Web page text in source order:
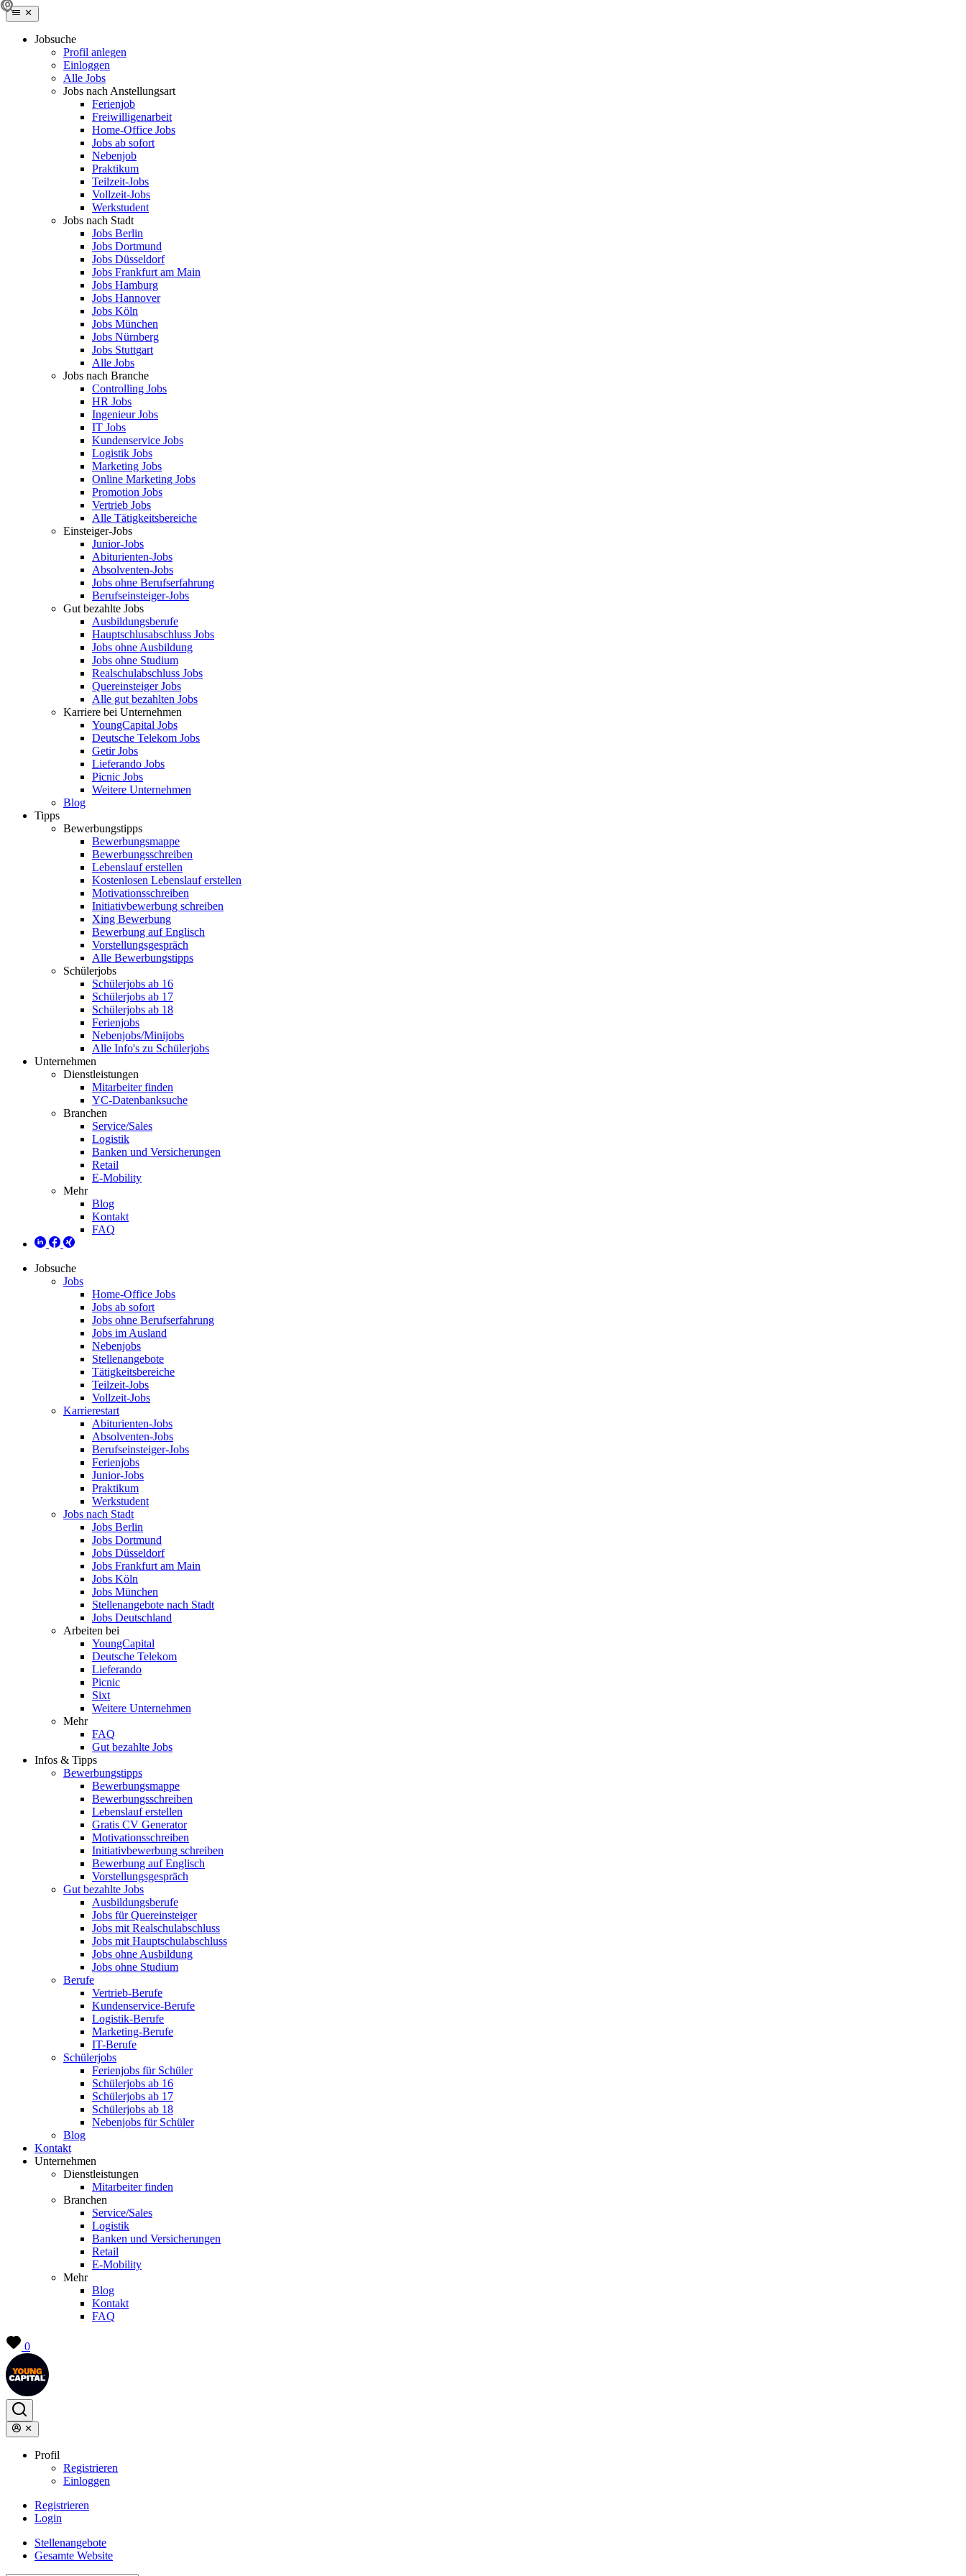
Jobsuche
Profil anlegen
Einloggen
Alle Jobs
Jobs nach Anstellungsart
Ferienjob
Freiwilligenarbeit
Home-Office Jobs
Jobs ab sofort
Nebenjob
Praktikum
Teilzeit-Jobs
Vollzeit-Jobs
Werkstudent
Jobs nach Stadt
Jobs Berlin
Jobs Dortmund
Jobs Düsseldorf
Jobs Frankfurt am Main
Jobs Hamburg
Jobs Hannover
Jobs Köln
Jobs München
Jobs Nürnberg
Jobs Stuttgart
Alle Jobs
Jobs nach Branche
Controlling Jobs
HR Jobs
Ingenieur Jobs
IT Jobs
Kundenservice Jobs
Logistik Jobs
Marketing Jobs
Online Marketing Jobs
Promotion Jobs
Vertrieb Jobs
Alle Tätigkeitsbereiche
Einsteiger-Jobs
Junior-Jobs
Abiturienten-Jobs
Absolventen-Jobs
Jobs ohne Berufserfahrung
Berufseinsteiger-Jobs
Gut bezahlte Jobs
Ausbildungsberufe
Hauptschlusabschluss Jobs
Jobs ohne Ausbildung
Jobs ohne Studium
Realschulabschluss Jobs
Quereinsteiger Jobs
Alle gut bezahlten Jobs
Karriere bei Unternehmen
YoungCapital Jobs
Deutsche Telekom Jobs
Getir Jobs
Lieferando Jobs
Picnic Jobs
Weitere Unternehmen
Blog
Tipps
Bewerbungstipps
Bewerbungsmappe
Bewerbungsschreiben
Lebenslauf erstellen
Kostenlosen Lebenslauf erstellen
Motivationsschreiben
Initiativbewerbung schreiben
Xing Bewerbung
Bewerbung auf Englisch
Vorstellungsgespräch
Alle Bewerbungstipps
Schülerjobs
Schülerjobs ab 16
Schülerjobs ab 17
Schülerjobs ab 18
Ferienjobs
Nebenjobs/Minijobs
Alle Info's zu Schülerjobs
Unternehmen
Dienstleistungen
Mitarbeiter finden
YC-Datenbanksuche
Branchen
Service/Sales
Logistik
Banken und Versicherungen
Retail
E-Mobility
Mehr
Blog
Kontakt
FAQ
Jobsuche
Jobs
Home-Office Jobs
Jobs ab sofort
Jobs ohne Berufserfahrung
Jobs im Ausland
Nebenjobs
Stellenangebote
Tätigkeitsbereiche
Teilzeit-Jobs
Vollzeit-Jobs
Karrierestart
Abiturienten-Jobs
Absolventen-Jobs
Berufseinsteiger-Jobs
Ferienjobs
Junior-Jobs
Praktikum
Werkstudent
Jobs nach Stadt
Jobs Berlin
Jobs Dortmund
Jobs Düsseldorf
Jobs Frankfurt am Main
Jobs Köln
Jobs München
Stellenangebote nach Stadt
Jobs Deutschland
Arbeiten bei
YoungCapital
Deutsche Telekom
Lieferando
Picnic
Sixt
Weitere Unternehmen
Mehr
FAQ
Gut bezahlte Jobs
Infos & Tipps
Bewerbungstipps
Bewerbungsmappe
Bewerbungsschreiben
Lebenslauf erstellen
Gratis CV Generator
Motivationsschreiben
Initiativbewerbung schreiben
Bewerbung auf Englisch
Vorstellungsgespräch
Gut bezahlte Jobs
Ausbildungsberufe
Jobs für Quereinsteiger
Jobs mit Realschulabschluss
Jobs mit Hauptschulabschluss
Jobs ohne Ausbildung
Jobs ohne Studium
Berufe
Vertrieb-Berufe
Kundenservice-Berufe
Logistik-Berufe
Marketing-Berufe
IT-Berufe
Schülerjobs
Ferienjobs für Schüler
Schülerjobs ab 16
Schülerjobs ab 17
Schülerjobs ab 18
Nebenjobs für Schüler
Blog
Kontakt
Unternehmen
Dienstleistungen
Mitarbeiter finden
Branchen
Service/Sales
Logistik
Banken und Versicherungen
Retail
E-Mobility
Mehr
Blog
Kontakt
FAQ
0
Profil
Registrieren
Einloggen
Registrieren
Login
Stellenangebote
Gesamte Website